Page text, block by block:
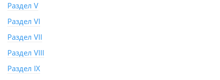
Раздел V
Раздел VI
Раздел VII
Раздел VIII
Раздел IX